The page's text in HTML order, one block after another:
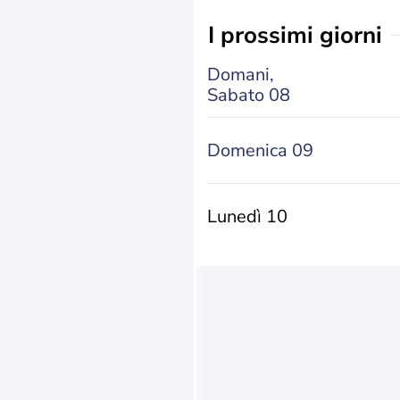
i prossimi giorni
Domani,
Sabato 08
Domenica 09
Lunedì 10